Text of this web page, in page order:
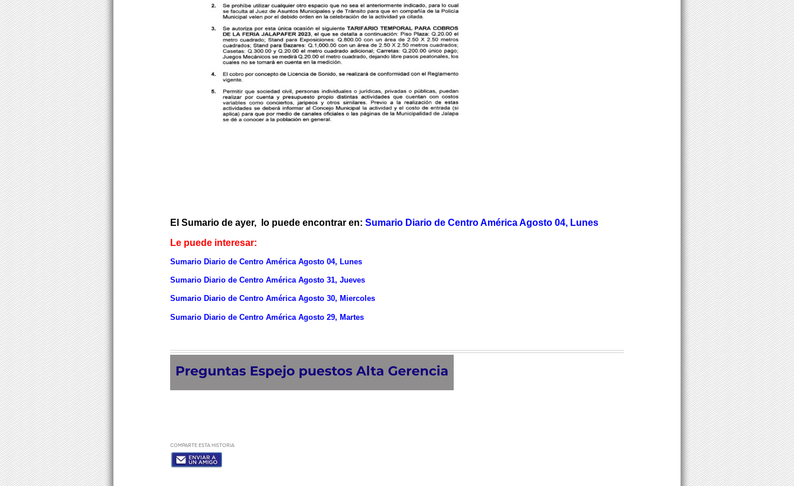
El Sumario de ayer, lo puede encontrar en: Sumario Diario de Centro América Agosto 04, Lunes
Le puede interesar:
Sumario Diario de Centro América Agosto 04, Lunes
Sumario Diario de Centro América Agosto 31, Jueves
Sumario Diario de Centro América Agosto 30, Miercoles
Sumario Diario de Centro América Agosto 29, Martes
COMPARTE ESTA HISTORIA